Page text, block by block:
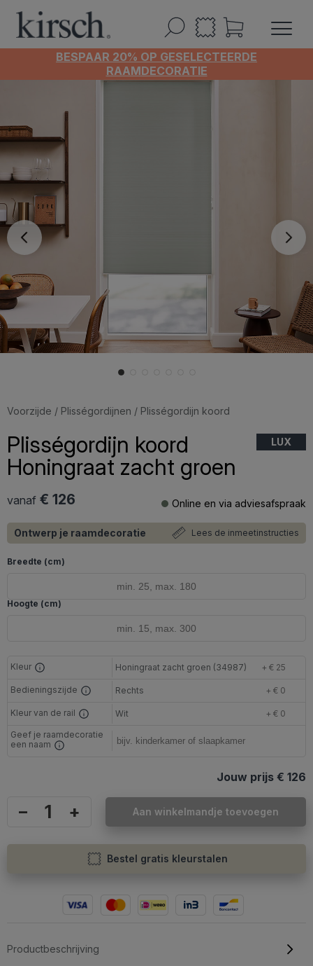
BESPAAR 20% OP GESELECTEERDE
RAAMDECORATIE
Voorzijde / Plisségordijnen / Plisségordijn koord
Plisségordijn koord
Honingraat zacht groen
LUX
vanaf € 126 Online en via adviesafspraak
Ontwerp je raamdecoratie Lees de inmeetinstructies
Breedte (cm)
Hoogte (cm)
Kleur Honingraat zacht groen (34987) + € 25
Bedieningszijde Rechts + € 0
Kleur van de rail Wit
+ € 0
Geef je raamdecoratie
een naam
Jouw prijs € 126
– + Aan winkelmandje toevoegen
Bestel gratis kleurstalen
Productbeschrijving